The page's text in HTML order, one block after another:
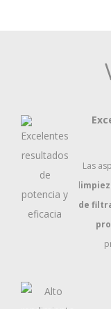
Las
l
de